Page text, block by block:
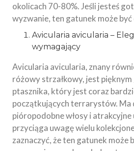
okolicach 70-80%. Jeśli jesteś
wyzwanie, ten gatunek może być
Avicularia avicularia –
wymagający
Avicularia avicularia, znany
różowy strzałkowy, jest
ptasznika, który jest coraz
początkujących terrarystów. Ma
pióropodobne włosy i atrakcyjne
przyciąga uwagę wielu
zaznaczyć, że ten gatunek może